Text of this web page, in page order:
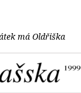
má Oldřiška